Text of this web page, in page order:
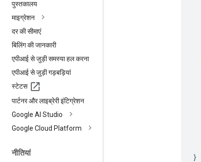
पुस्तकालय
माइग्रेशन
दर की सीमाएं
बिलिंग की जानकारी
एपीआई से जुड़ी समस्या हल करना
एपीआई से जुड़ी गड़बड़ियां
स्टेटस
पार्टनर और लाइब्रेरी इंटिग्रेशन
Google AI Studio
Google Cloud Platform
नीतियां
}